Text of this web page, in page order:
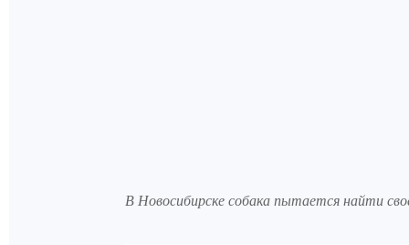
В Новосибирске собака пытается найти